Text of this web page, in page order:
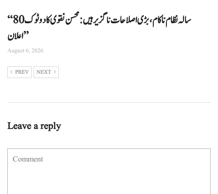
“80 سالہ نظام ناکام، بڑی اصلاحات ناگزیر ہیں: محسن نقوی کا دوٹوک
اعلان”
August 6, 2026
PREV NEXT
Leave a reply